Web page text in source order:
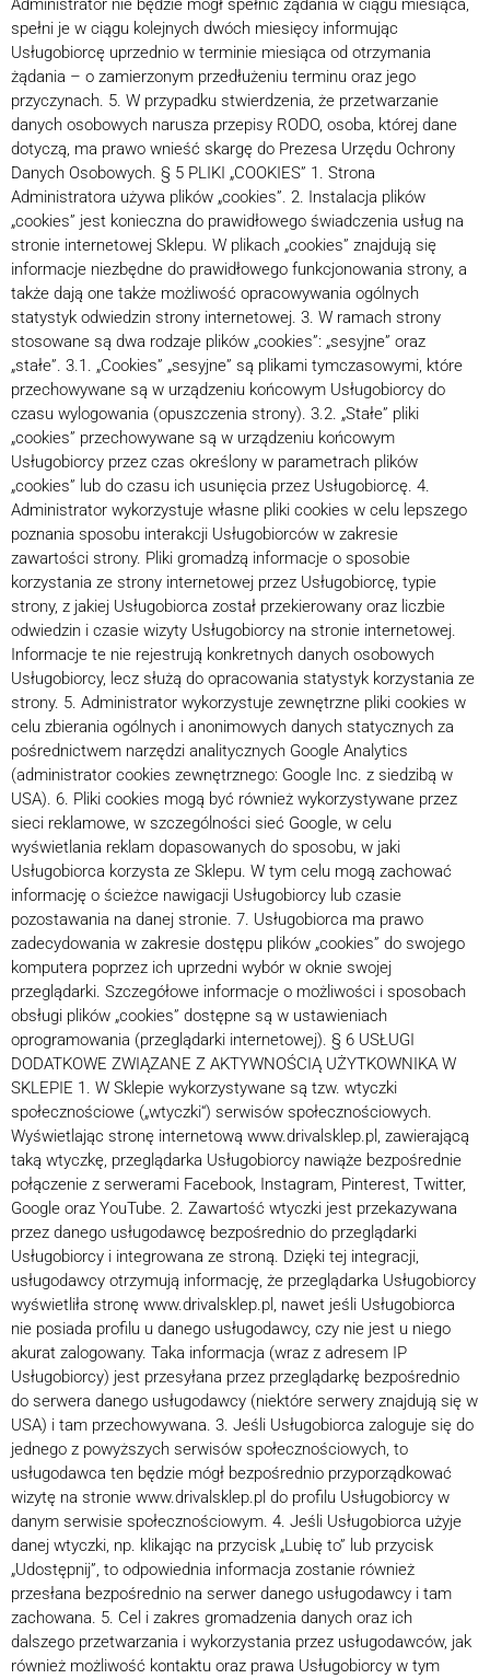
Administrator nie będzie mógł spełnić żądania w ciągu miesiąca,
spełni je w ciągu kolejnych dwóch miesięcy informując
Usługobiorcę uprzednio w terminie miesiąca od otrzymania
żądania – o zamierzonym przedłużeniu terminu oraz jego
przyczynach. 5. W przypadku stwierdzenia, że przetwarzanie
danych osobowych narusza przepisy RODO, osoba, której dane
dotyczą, ma prawo wnieść skargę do Prezesa Urzędu Ochrony
Danych Osobowych. § 5 PLIKI „COOKIES” 1. Strona
Administratora używa plików „cookies”. 2. Instalacja plików
„cookies” jest konieczna do prawidłowego świadczenia usług na
stronie internetowej Sklepu. W plikach „cookies” znajdują się
informacje niezbędne do prawidłowego funkcjonowania strony, a
także dają one także możliwość opracowywania ogólnych
statystyk odwiedzin strony internetowej. 3. W ramach strony
stosowane są dwa rodzaje plików „cookies”: „sesyjne” oraz
„stałe”. 3.1. „Cookies” „sesyjne” są plikami tymczasowymi, które
przechowywane są w urządzeniu końcowym Usługobiorcy do
czasu wylogowania (opuszczenia strony). 3.2. „Stałe” pliki
„cookies” przechowywane są w urządzeniu końcowym
Usługobiorcy przez czas określony w parametrach plików
„cookies” lub do czasu ich usunięcia przez Usługobiorcę. 4.
Administrator wykorzystuje własne pliki cookies w celu lepszego
poznania sposobu interakcji Usługobiorców w zakresie
zawartości strony. Pliki gromadzą informacje o sposobie
korzystania ze strony internetowej przez Usługobiorcę, typie
strony, z jakiej Usługobiorca został przekierowany oraz liczbie
odwiedzin i czasie wizyty Usługobiorcy na stronie internetowej.
Informacje te nie rejestrują konkretnych danych osobowych
Usługobiorcy, lecz służą do opracowania statystyk korzystania ze
strony. 5. Administrator wykorzystuje zewnętrzne pliki cookies w
celu zbierania ogólnych i anonimowych danych statycznych za
pośrednictwem narzędzi analitycznych Google Analytics
(administrator cookies zewnętrznego: Google Inc. z siedzibą w
USA). 6. Pliki cookies mogą być również wykorzystywane przez
sieci reklamowe, w szczególności sieć Google, w celu
wyświetlania reklam dopasowanych do sposobu, w jaki
Usługobiorca korzysta ze Sklepu. W tym celu mogą zachować
informację o ścieżce nawigacji Usługobiorcy lub czasie
pozostawania na danej stronie. 7. Usługobiorca ma prawo
zadecydowania w zakresie dostępu plików „cookies” do swojego
komputera poprzez ich uprzedni wybór w oknie swojej
przeglądarki. Szczegółowe informacje o możliwości i sposobach
obsługi plików „cookies” dostępne są w ustawieniach
oprogramowania (przeglądarki internetowej). § 6 USŁUGI
DODATKOWE ZWIĄZANE Z AKTYWNOŚCIĄ UŻYTKOWNIKA W
SKLEPIE 1. W Sklepie wykorzystywane są tzw. wtyczki
społecznościowe („wtyczki“) serwisów społecznościowych.
Wyświetlając stronę internetową www.drivalsklep.pl, zawierającą
taką wtyczkę, przeglądarka Usługobiorcy nawiąże bezpośrednie
połączenie z serwerami Facebook, Instagram, Pinterest, Twitter,
Google oraz YouTube. 2. Zawartość wtyczki jest przekazywana
przez danego usługodawcę bezpośrednio do przeglądarki
Usługobiorcy i integrowana ze stroną. Dzięki tej integracji,
usługodawcy otrzymują informację, że przeglądarka Usługobiorcy
wyświetliła stronę www.drivalsklep.pl, nawet jeśli Usługobiorca
nie posiada profilu u danego usługodawcy, czy nie jest u niego
akurat zalogowany. Taka informacja (wraz z adresem IP
Usługobiorcy) jest przesyłana przez przeglądarkę bezpośrednio
do serwera danego usługodawcy (niektóre serwery znajdują się w
USA) i tam przechowywana. 3. Jeśli Usługobiorca zaloguje się do
jednego z powyższych serwisów społecznościowych, to
usługodawca ten będzie mógł bezpośrednio przyporządkować
wizytę na stronie www.drivalsklep.pl do profilu Usługobiorcy w
danym serwisie społecznościowym. 4. Jeśli Usługobiorca użyje
danej wtyczki, np. klikając na przycisk „Lubię to” lub przycisk
„Udostępnij”, to odpowiednia informacja zostanie również
przesłana bezpośrednio na serwer danego usługodawcy i tam
zachowana. 5. Cel i zakres gromadzenia danych oraz ich
dalszego przetwarzania i wykorzystania przez usługodawców, jak
również możliwość kontaktu oraz prawa Usługobiorcy w tym